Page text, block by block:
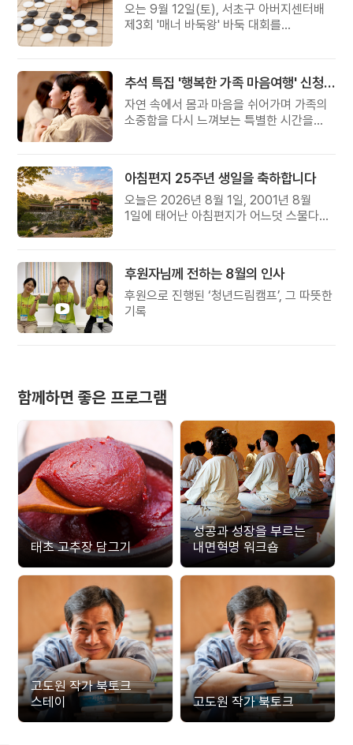
오는 9월 12일(토), 서초구 아버지센터배
제3회 '매너 바둑왕' 바둑 대회를
추석 특집 '행복한 가족 마음여행' 신청 안내
자연 속에서 몸과 마음을 쉬어가며 가족의
소중함을 다시 느껴보는 특별한 시간을
아침편지 25주년 생일을 축하합니다
오늘은 2026년 8월 1일, 2001년 8월
1일에 태어난 아침편지가 어느덧 스물다섯
후원자님께 전하는 8월의 인사
후원으로 진행된 ‘청년드림캠프’, 그 따뜻한
기록
함께하면 좋은 프로그램
태초 고추장 담그기
성공과 성장을 부르는
내면혁명 워크숍
고도원 작가 북토크
스테이
고도원 작가 북토크